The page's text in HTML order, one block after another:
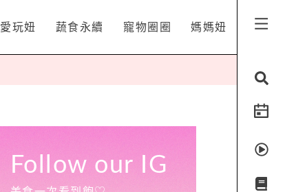
愛玩妞 蔬食永續 寵物圈圈 媽媽妞
Follow our IG